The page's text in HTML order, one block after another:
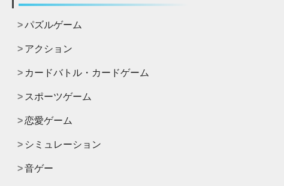
パズルゲーム
アクション
カードバトル・カードゲーム
スポーツゲーム
恋愛ゲーム
シミュレーション
音ゲー